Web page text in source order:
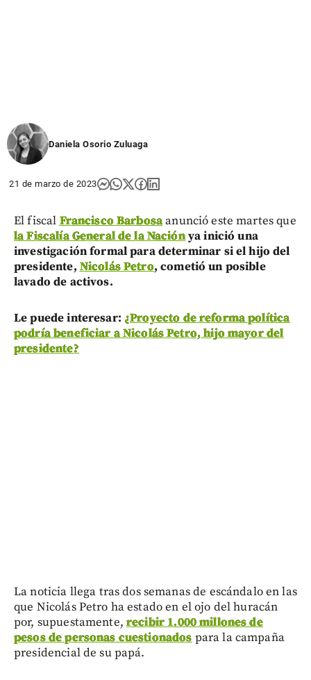
Daniela Osorio Zuluaga
21 de marzo de 2023
El fiscal Francisco Barbosaanunció este martes que
la Fiscalía General de la Naciónya inició una
investigación formal para determinar si el hijo del
presidente, Nicolás Petro, cometió un posible
lavado de activos.
Le puede interesar: ¿Proyecto de reforma política
podría beneficiar a Nicolás Petro, hijo mayor del
presidente?
La noticia llega tras dos semanas de escándalo en las
que Nicolás Petro ha estado en el ojo del huracán
por, supuestamente, recibir 1.000 millones de
pesos de personas cuestionados para la campaña
presidencial de su papá.